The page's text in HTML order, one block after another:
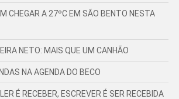
CHEGAR A 27ºC EM SÃO BENTO NESTA
NETO: MAIS QUE UM CANHÃO
NA AGENDA DO BECO
É RECEBER, ESCREVER É SER RECEBIDA